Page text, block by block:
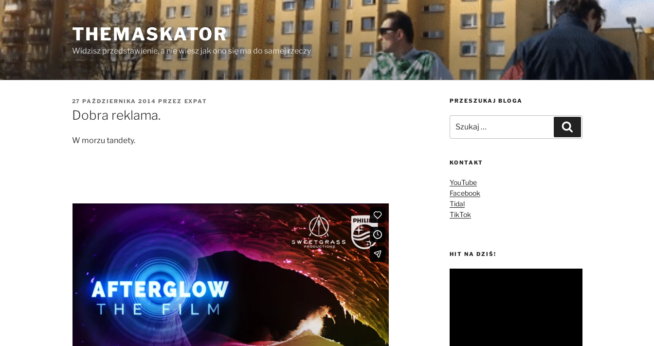
Przejdź
do
treści
THEMASKATOR
Widzisz przedstawienie, a nie wiesz jak ono się ma do samej rzeczy
OPUBLIKOWANE
W
27 PAŹDZIERNIKA 2014 PRZEZ EXPAT
Dobra reklama.
W morzu tandety.
PRZESZUKAJ BLOGA
KONTAKT
YouTube
Facebook
Tidal
TikTok
HIT NA DZIŚ!